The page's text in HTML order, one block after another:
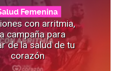
Femenina
con arritmia,
campaña para
de la salud de tu
corazón